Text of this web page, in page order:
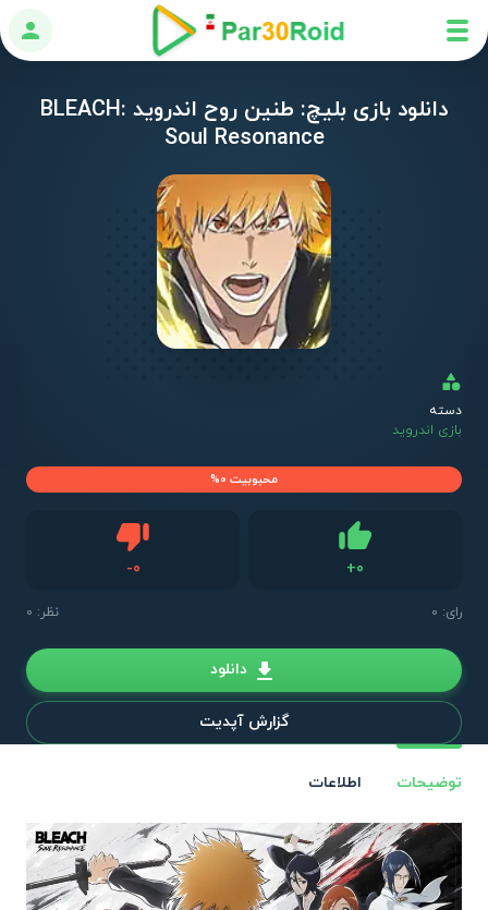
ورود
دانلود بازی بلیچ: طنین روح اندروید BLEACH:
Soul Resonance
دسته
بازی اندروید
+0
-0دیس لایک
رای: 0 نظر: 0
محبوبیت 0%
دانلود
گزارش آپدیت
توضیحات اطلاعات